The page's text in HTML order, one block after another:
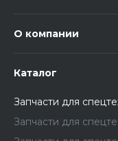
О компании
Каталог
Запчасти для
Запчасти для